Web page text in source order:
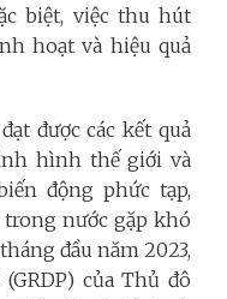
biệt, việc thu hút
hoạt và hiệu quả
được các kết quả
hình thế giới và
động phức tạp,
nước gặp khó
đầu năm 2023,
của Thủ đô